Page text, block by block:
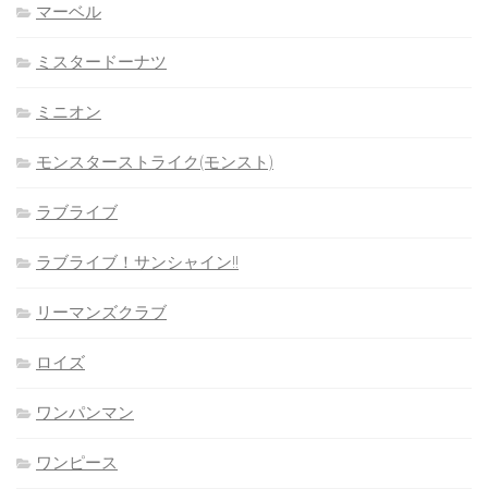
マーベル
ミスタードーナツ
ミニオン
モンスターストライク(モンスト)
ラブライブ
ラブライブ！サンシャイン!!
リーマンズクラブ
ロイズ
ワンパンマン
ワンピース